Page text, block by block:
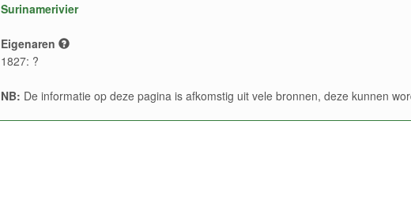
Surinamerivier
Eigenaren
1827: ?
NB: De informatie op deze pagina is afkomstig uit vele bronnen, deze kunnen